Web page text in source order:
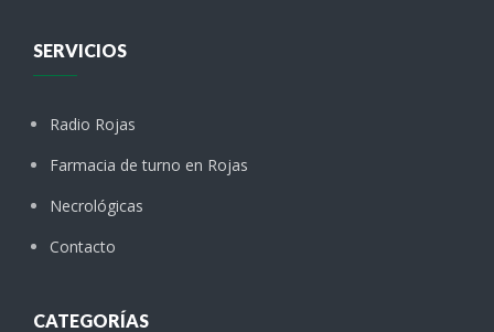
SERVICIOS
Radio Rojas
Farmacia de turno en Rojas
Necrológicas
Contacto
CATEGORÍAS